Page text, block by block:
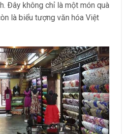
Đây không chỉ là một món quà
là biểu tượng văn hóa Việt